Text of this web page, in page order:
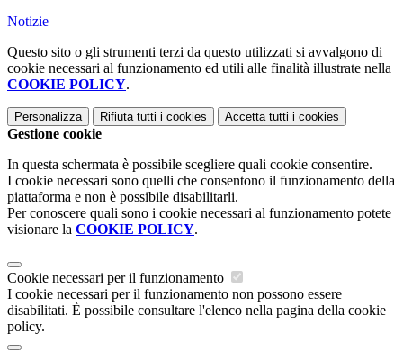
Notizie
Questo sito o gli strumenti terzi da questo utilizzati si avvalgono di
cookie necessari al funzionamento ed utili alle finalità illustrate nella
COOKIE POLICY.
Personalizza Rifiuta tutti i cookies Accetta tutti i cookies
Gestione cookie
In questa schermata è possibile scegliere quali cookie consentire.
I cookie necessari sono quelli che consentono il funzionamento della
piattaforma e non è possibile disabilitarli.
Per conoscere quali sono i cookie necessari al funzionamento potete
visionare la COOKIE POLICY.
Cookie necessari per il funzionamento
I cookie necessari per il funzionamento non possono essere
disabilitati. È possibile consultare l'elenco nella pagina della cookie
policy.